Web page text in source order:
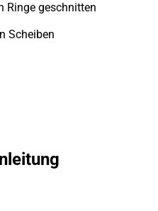
Ringe geschnitten
Scheiben